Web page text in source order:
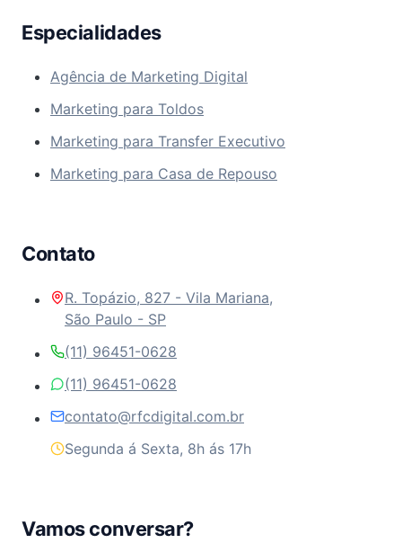
Especialidades
Agência de Marketing Digital
Marketing para Toldos
Marketing para Transfer Executivo
Marketing para Casa de Repouso
Contato
R. Topázio, 827 - Vila Mariana,
São Paulo - SP
(11) 96451-0628
(11) 96451-0628
contato@rfcdigital.com.br
Segunda á Sexta, 8h ás 17h
Vamos conversar?